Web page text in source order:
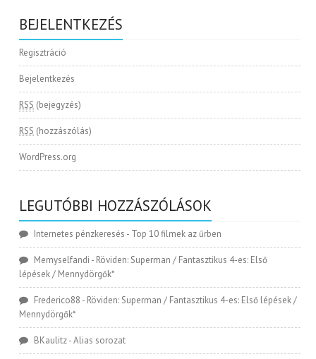
BEJELENTKEZÉS
Regisztráció
Bejelentkezés
RSS (bejegyzés)
RSS (hozzászólás)
WordPress.org
LEGUTÓBBI HOZZÁSZÓLÁSOK
Internetes pénzkeresés - Top 10 filmek az űrben
Memyselfandi - Röviden: Superman / Fantasztikus 4-es: Első
lépések / Mennydörgők*
Frederico88 - Röviden: Superman / Fantasztikus 4-es: Első lépések /
Mennydörgők*
BKaulitz-Alias sorozat